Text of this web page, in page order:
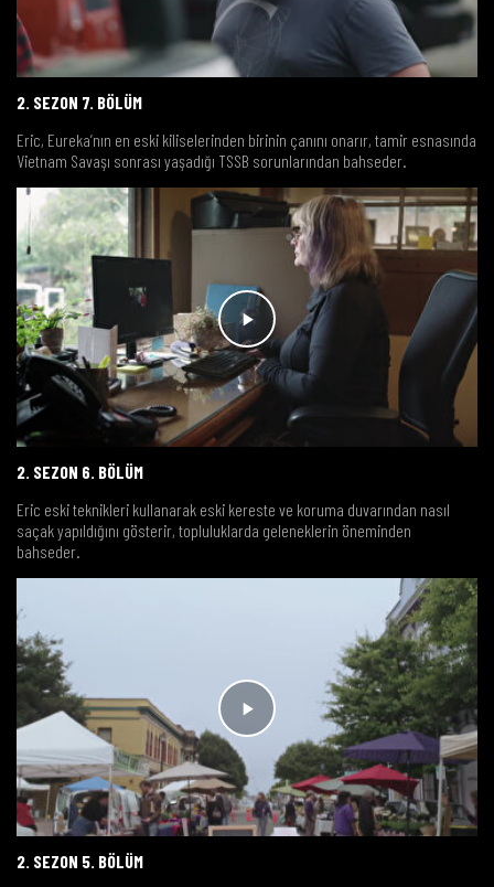
2. SEZON 7. BÖLÜM
Eric, Eureka’nın en eski kiliselerinden birinin çanını onarır, tamir esnasında
Vietnam Savaşı sonrası yaşadığı TSSB sorunlarından bahseder.
2. SEZON 6. BÖLÜM
Eric eski teknikleri kullanarak eski kereste ve koruma duvarından nasıl
saçak yapıldığını gösterir, topluluklarda geleneklerin öneminden
bahseder.
2. SEZON 5. BÖLÜM